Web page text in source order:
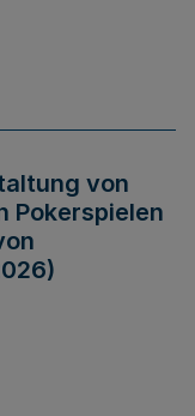
von
Pokerspielen